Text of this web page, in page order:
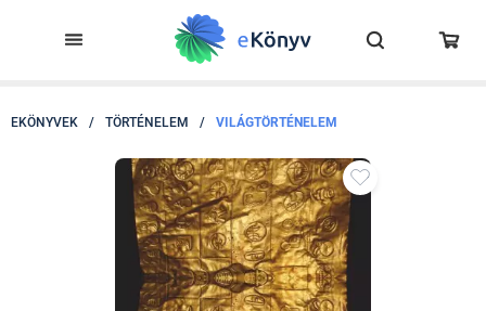
EKÖNYVEK / TÖRTÉNELEM / VILÁGTÖRTÉNELEM